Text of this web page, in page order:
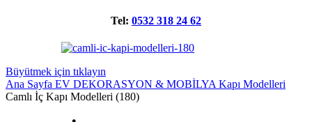
Tel: 0532 318 24 62
Büyütmek için tıklayın
Ana Sayfa EV DEKORASYON & MOBİLYA Kapı Modelleri
Camlı İç Kapı Modelleri (180)